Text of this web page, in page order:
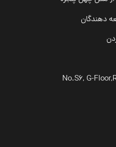
دهندگان
No.S6, G-